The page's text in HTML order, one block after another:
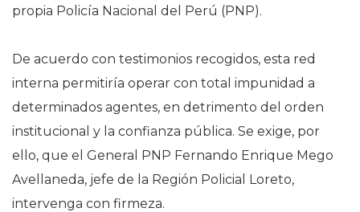
propia Policía Nacional del Perú (PNP).
De acuerdo con testimonios recogidos, esta red
interna permitiría operar con total impunidad a
determinados agentes, en detrimento del orden
institucional y la confianza pública. Se exige, por
ello, que el General PNP Fernando Enrique Mego
Avellaneda, jefe de la Región Policial Loreto,
intervenga con firmeza.